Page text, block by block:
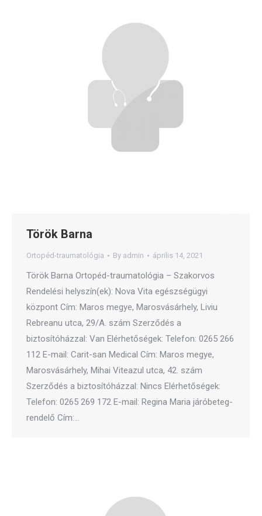
Török Barna
Ortopéd-traumatológia By admin április 14, 2021
Török Barna Ortopéd-traumatológia – Szakorvos
Rendelési helyszín(ek): Nova Vita egészségügyi
központ Cím: Maros megye, Marosvásárhely, Liviu
Rebreanu utca, 29/A. szám Szerződés a
biztosítóházzal: Van Elérhetőségek: Telefon: 0265 266
112 E-mail: Carit-san Medical Cím: Maros megye,
Marosvásárhely, Mihai Viteazul utca, 42. szám
Szerződés a biztosítóházzal: Nincs Elérhetőségek:
Telefon: 0265 269 172 E-mail: Regina Maria járóbeteg-
rendelő Cím:…